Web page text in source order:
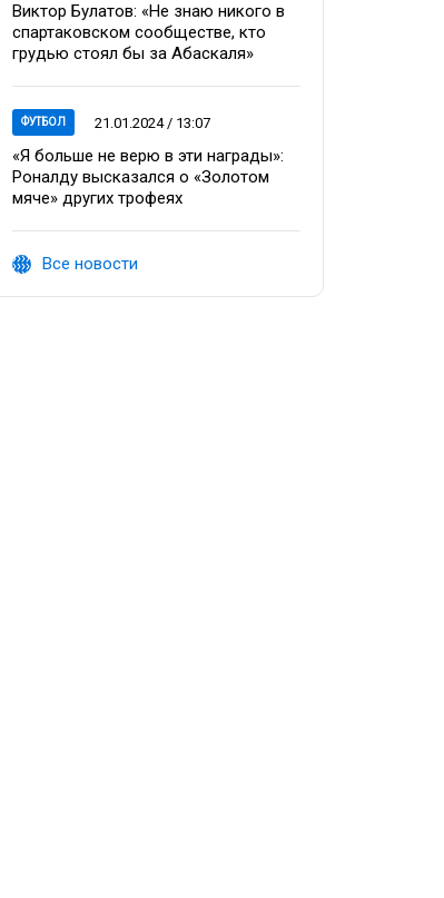
Виктор Булатов: «Не знаю никого в
спартаковском сообществе, кто
грудью стоял бы за Абаскаля»
ФУТБОЛ 21.01.2024 / 13:07
«Я больше не верю в эти награды»:
Роналду высказался о «Золотом
мяче» других трофеях
Все новости